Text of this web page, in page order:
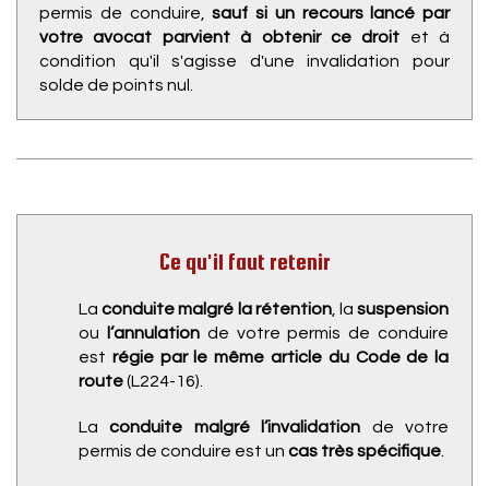
permis de conduire,sauf si un recours lancé par
votre avocat parvient à obtenir ce droit et à
condition qu'il s'agisse d'une invalidation pour
solde de points nul.
Ce qu'il faut retenir
Laconduite malgré la rétention, lasuspension
ou
l’annulation de votre permis de conduire
est régie par le même article du Code de la
route(L224-16).
Laconduite malgré l’invalidation de votre
permis de conduire est un cas très spécifique.